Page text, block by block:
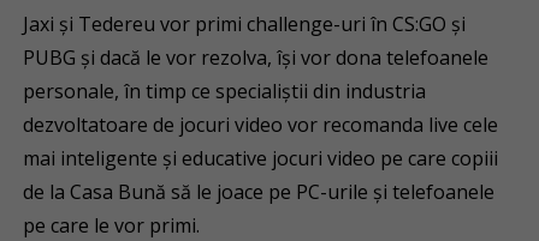
Jaxi și Tedereu vor primi challenge-uri în CS:GO și
PUBG și dacă le vor rezolva, își vor dona telefoanele
personale, în timp ce specialiștii din industria
dezvoltatoare de jocuri video vor recomanda live cele
mai inteligente și educative jocuri video pe care copiii
de la Casa Bună să le joace pe PC-urile și telefoanele
pe care le vor primi.